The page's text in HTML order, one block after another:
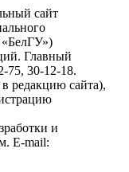
сайт
«БелГУ»)
Главный
75, 30-12-18.
редакцию сайта),
и
E-mail: